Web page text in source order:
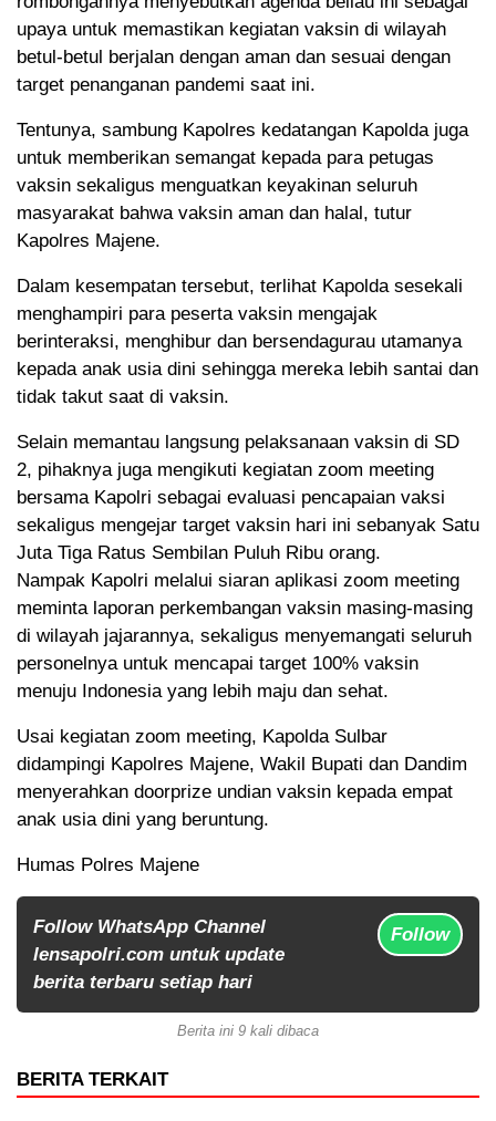
upaya untuk memastikan kegiatan vaksin di wilayah
betul-betul berjalan dengan aman dan sesuai dengan
target penanganan pandemi saat ini.
Tentunya, sambung Kapolres kedatangan Kapolda juga
untuk memberikan semangat kepada para petugas
vaksin sekaligus menguatkan keyakinan seluruh
masyarakat bahwa vaksin aman dan halal, tutur
Kapolres Majene.
Dalam kesempatan tersebut, terlihat Kapolda sesekali
menghampiri para peserta vaksin mengajak
berinteraksi, menghibur dan bersendagurau utamanya
kepada anak usia dini sehingga mereka lebih santai dan
tidak takut saat di vaksin.
Selain memantau langsung pelaksanaan vaksin di SD
2, pihaknya juga mengikuti kegiatan zoom meeting
bersama Kapolri sebagai evaluasi pencapaian vaksi
sekaligus mengejar target vaksin hari ini sebanyak Satu
Juta Tiga Ratus Sembilan Puluh Ribu orang.
Nampak Kapolri melalui siaran aplikasi zoom meeting
meminta laporan perkembangan vaksin masing-masing
di wilayah jajarannya, sekaligus menyemangati seluruh
personelnya untuk mencapai target 100% vaksin
menuju Indonesia yang lebih maju dan sehat.
Usai kegiatan zoom meeting, Kapolda Sulbar
didampingi Kapolres Majene, Wakil Bupati dan Dandim
menyerahkan doorprize undian vaksin kepada empat
anak usia dini yang beruntung.
Humas Polres Majene
Follow WhatsApp Channel
lensapolri.com untuk update
berita terbaru setiap hari
Follow
Berita ini 9 kali dibaca
BERITA TERKAIT